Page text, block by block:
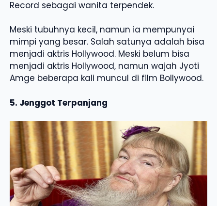
Record sebagai wanita terpendek.
Meski tubuhnya kecil, namun ia mempunyai
mimpi yang besar. Salah satunya adalah bisa
menjadi aktris Hollywood. Meski belum bisa
menjadi aktris Hollywood, namun wajah Jyoti
Amge beberapa kali muncul di film Bollywood.
5. Jenggot Terpanjang